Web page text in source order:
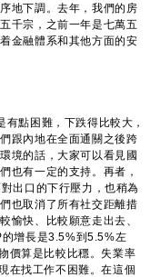
地下調。去年，我們的房
千宗，之前一年是七萬五
金融體系和其他方面的安
點困難，下跌得比較大，
跟內地在全面通關之後跨
境的話，大家可以看見國
也有一定的支持。再者，
出口的下行壓力，也稍為
也取消了所有社交距離措
愉快、比較願意走出去、
的增長是3.5%到5.5%左
價算是比較比穩。失業率
在找工作不困難。在這個